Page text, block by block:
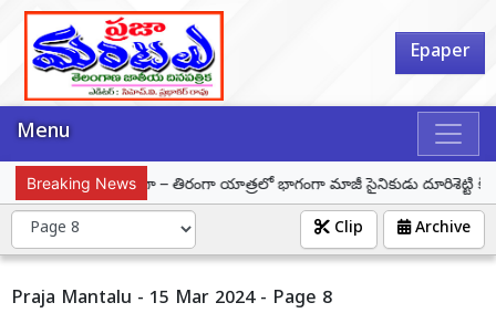
Epaper
Menu
Breaking News
హర్ ఘర్ తిరంగా – తిరంగా యాత్రలో భాగంగా మాజీ సైనికుడు దూరిశెట్టి కిరణ్
Archive
Clip
Praja Mantalu - 15 Mar 2024 - Page 8